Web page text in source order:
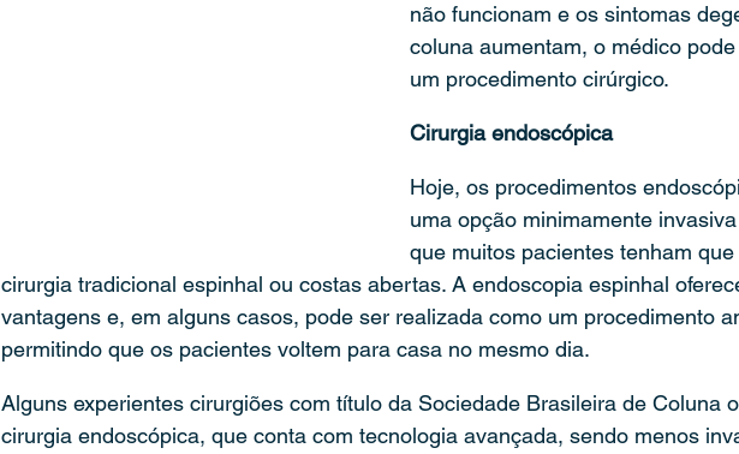
não funcionam e os sintomas
coluna aumentam, o médico
um procedimento cirúrgico.
Cirurgia endoscópica
Hoje, os procedimentos
uma opção minimamente
que muitos pacientes tenham
cirurgia tradicional espinhal ou costas abertas. A endoscopia espinhal
vantagens e, em alguns casos, pode ser realizada como um procedimento
permitindo que os pacientes voltem para casa no mesmo dia.
Alguns experientes cirurgiões com título da Sociedade Brasileira de Coluna
cirurgia endoscópica, que conta com tecnologia avançada, sendo menos